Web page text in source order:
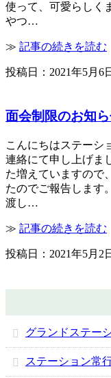
使って、可愛らしく
やつ…
≫ 記事の続きを読む
投稿日：2021年5月
面会制限のお知
こんにちはステーシ
連絡にて申し上げま
た増えていますので
たのでご報告します
渡し…
≫ 記事の続きを読む
投稿日：2021年5月
グランドステー
ステーション常